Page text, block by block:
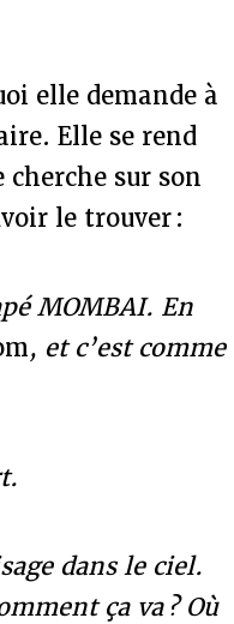
elle demande à
Elle se rend
sur son
le trouver :
MOMBAI. En
, et c’est comme
dans le ciel.
ça va ? Où